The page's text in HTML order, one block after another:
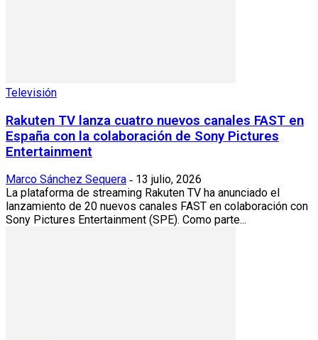
Televisión
Rakuten TV lanza cuatro nuevos canales FAST en
España con la colaboración de Sony Pictures
Entertainment
Marco Sánchez Sequera - 13 julio, 2026
La plataforma de streaming Rakuten TV ha anunciado el
lanzamiento de 20 nuevos canales FAST en colaboración con
Sony Pictures Entertainment (SPE). Como parte...